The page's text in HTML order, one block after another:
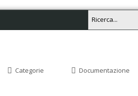
Categorie Documentazione